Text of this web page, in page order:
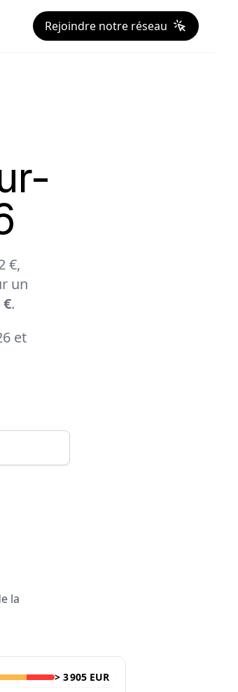
Rejoindre notre réseau
€,
un
.
et
la
> 3 905 EUR